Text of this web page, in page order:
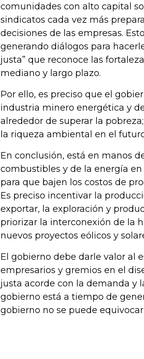
comunidades con alto capital
sindicatos cada vez más
decisiones de las empresas.
generando diálogos para
justa” que reconoce las
mediano y largo plazo.
Por ello, es preciso que el
industria minero energética y
alrededor de superar la
la riqueza ambiental en el
En conclusión, está en manos
combustibles y de la energía
para que bajen los costos de
Es preciso incentivar la
exportar, la exploración y
priorizar la interconexión de la
nuevos proyectos eólicos y
El gobierno debe darle valor al
empresarios y gremios en el
justa acorde con la demanda y
gobierno está a tiempo de
gobierno no se puede